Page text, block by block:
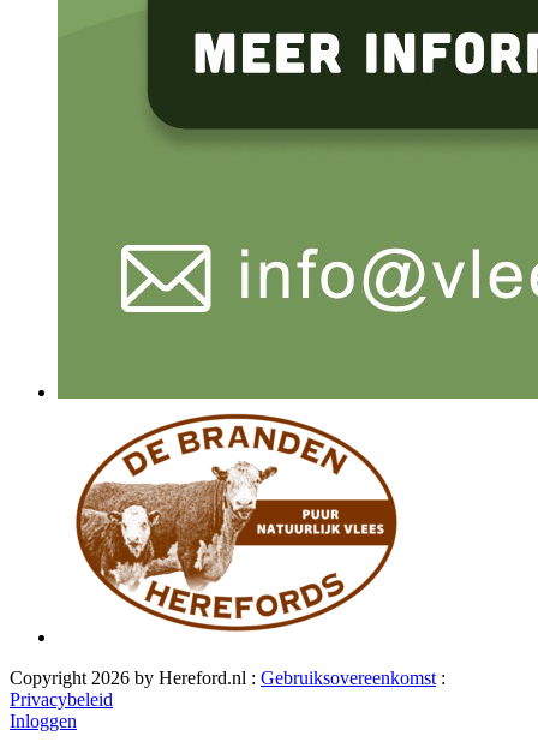
Copyright 2026 by Hereford.nl : Gebruiksovereenkomst :
Privacybeleid
Inloggen